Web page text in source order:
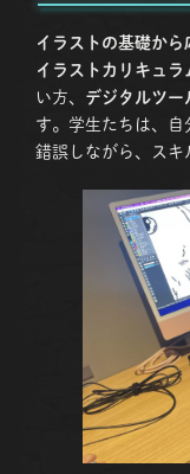
イラストの基礎から
イラストカリキュラ
い方、 デジタルツー
す。学生たちは、
錯誤しながら、スキ